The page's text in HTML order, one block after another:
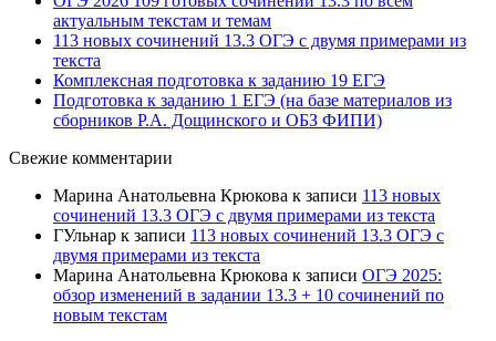
актуальным текстам и темам
113 новых сочинений 13.3 ОГЭ с двумя примерами из
текста
Комплексная подготовка к заданию 19 ЕГЭ
Подготовка к заданию 1 ЕГЭ (на базе материалов из
сборников Р.А. Дощинского и ОБЗ ФИПИ)
Свежие комментарии
Марина Анатольевна Крюкова к записи 113 новых
сочинений 13.3 ОГЭ с двумя примерами из текста
ГУльнар к записи 113 новых сочинений 13.3 ОГЭ с
двумя примерами из текста
Марина Анатольевна Крюкова к записи ОГЭ 2025:
обзор изменений в задании 13.3 + 10 сочинений по
новым текстам